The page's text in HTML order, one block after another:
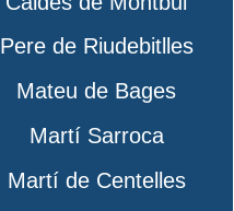
Pere de Riudebitlles
Mateu de Bages
Martí Sarroca
Martí de Centelles